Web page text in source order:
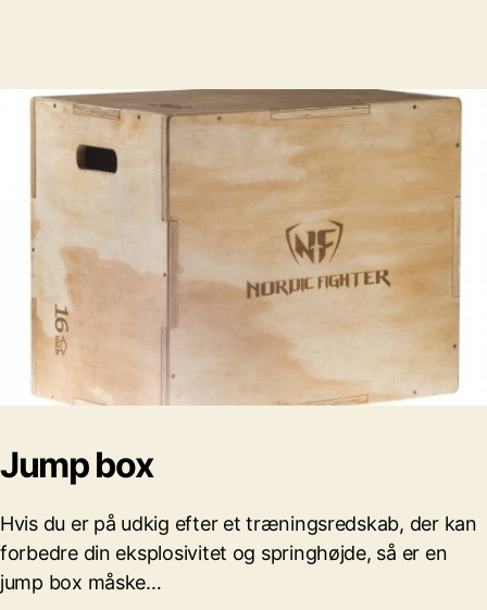
Jump box
Hvis du er på udkig efter et træningsredskab, der kan
forbedre din eksplosivitet og springhøjde, så er en
jump box måske…